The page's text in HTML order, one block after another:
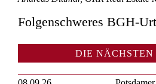
Folgenschweres BGH-
DIE NÄCHSTEN